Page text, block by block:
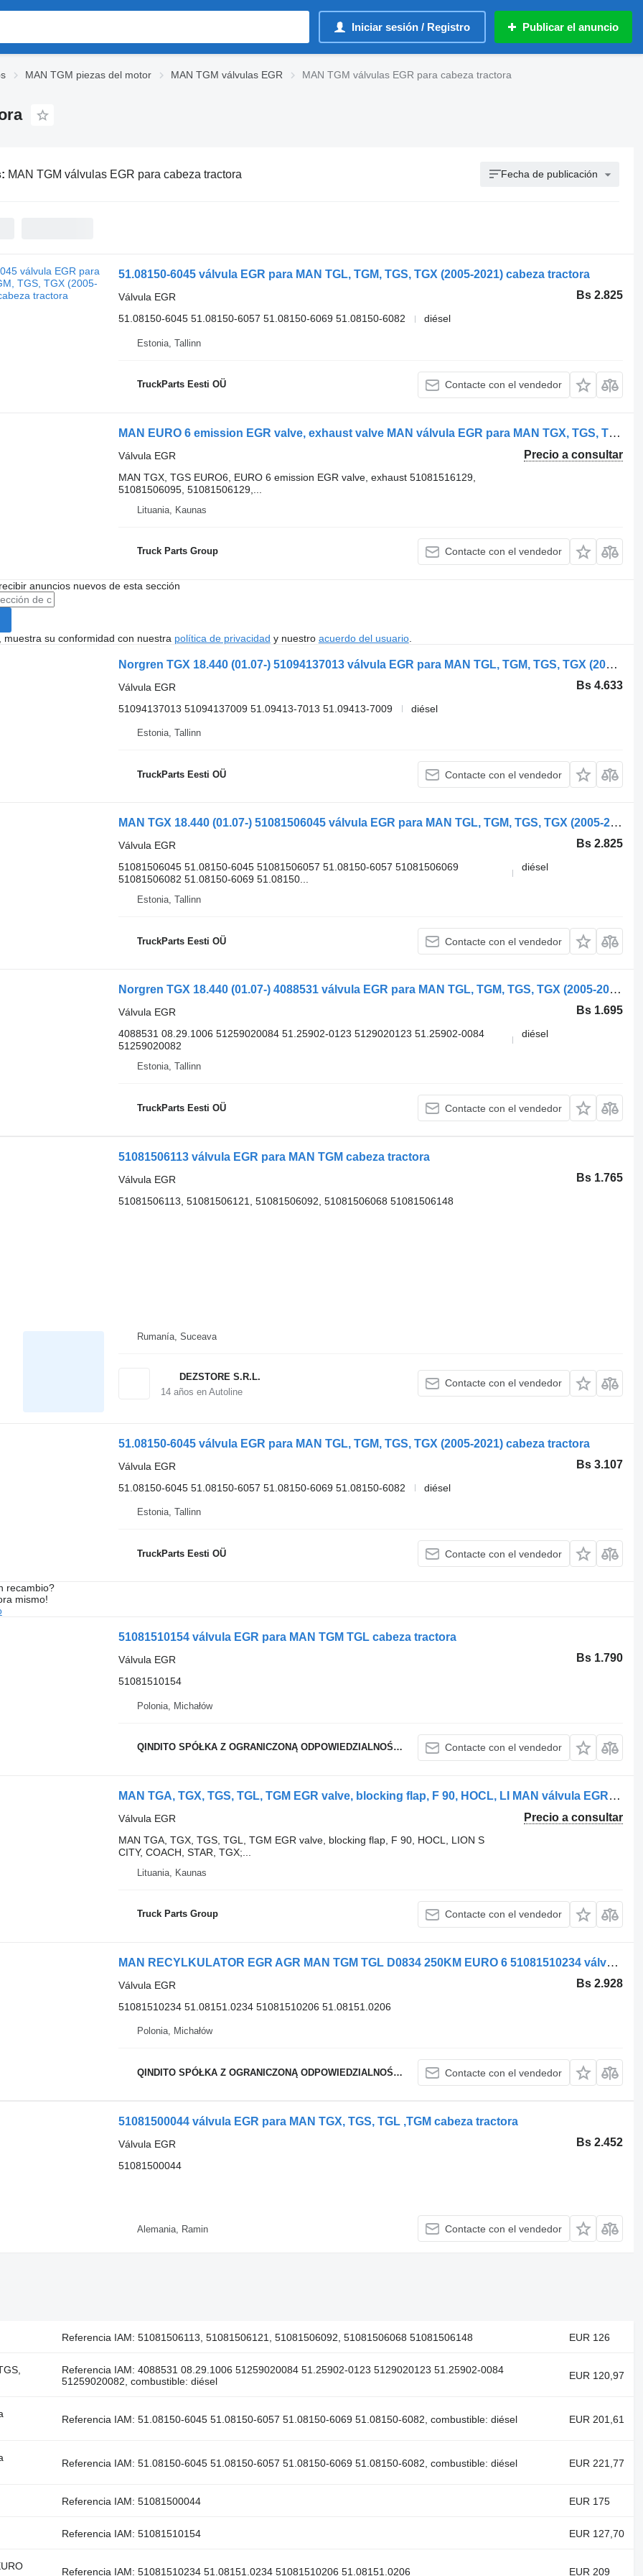
Iniciar sesión / Registro Publicar el anuncio
MAN TGM piezas del motor MAN TGM válvulas EGR MAN TGM válvulas EGR para cabeza tractora
MAN TGM válvulas EGR para cabeza tractora Fecha de publicación
51.08150-6045 válvula EGR para MAN TGL, TGM, TGS, TGX (2005-2021) cabeza tractora
Bs 2.825
Válvula EGR
51.08150-6045 51.08150-6057 51.08150-6069 51.08150-6082
diésel
Estonia, Tallinn
TruckParts Eesti OÜ Contacte con el vendedor
MAN EURO 6 emission EGR valve, exhaust valve MAN válvula EGR para MAN TGX, TGS, TGA, TGL, TGM cabeza tractora
Precio a consultar
Válvula EGR
MAN TGX, TGS EURO6, EURO 6 emission EGR valve, exhaust 51081516129,
51081506095, 51081506129,...
Lituania, Kaunas
Truck Parts Group Contacte con el vendedor
anuncios nuevos de esta sección
muestra su conformidad con nuestra política de privacidad y nuestro acuerdo del usuario.
Norgren TGX 18.440 (01.07-) 51094137013 válvula EGR para MAN TGL, TGM, TGS, TGX (2005-2021) cabeza tractora
Bs 4.633
Válvula EGR
51094137013 51094137009 51.09413-7013 51.09413-7009
diésel
Estonia, Tallinn
TruckParts Eesti OÜ Contacte con el vendedor
MAN TGX 18.440 (01.07-) 51081506045 válvula EGR para MAN TGL, TGM, TGS, TGX (2005-2021) cabeza tractora
Bs 2.825
Válvula EGR
51081506045 51.08150-6045 51081506057 51.08150-6057 51081506069
51081506082 51.08150-6069 51.08150...
diésel
Estonia, Tallinn
TruckParts Eesti OÜ Contacte con el vendedor
Norgren TGX 18.440 (01.07-) 4088531 válvula EGR para MAN TGL, TGM, TGS, TGX (2005-2021) cabeza tractora
Bs 1.695
Válvula EGR
4088531 08.29.1006 51259020084 51.25902-0123 5129020123 51.25902-0084
51259020082
diésel
Estonia, Tallinn
TruckParts Eesti OÜ Contacte con el vendedor
51081506113 válvula EGR para MAN TGM cabeza tractora
Bs 1.765
Válvula EGR
51081506113, 51081506121, 51081506092, 51081506068 51081506148
Rumanía, Suceava
DEZSTORE S.R.L.
14años en Autoline
Contacte con el vendedor
51.08150-6045 válvula EGR para MAN TGL, TGM, TGS, TGX (2005-2021) cabeza tractora
Bs 3.107
Válvula EGR
51.08150-6045 51.08150-6057 51.08150-6069 51.08150-6082
diésel
Estonia, Tallinn
TruckParts Eesti OÜ Contacte con el vendedor
recambio?
mismo!
51081510154 válvula EGR para MAN TGM TGL cabeza tractora
Bs 1.790
Válvula EGR
51081510154
Polonia, Michałów
QINDITO SPÓŁKA Z OGRANICZONĄ ODPOWIEDZIALNOŚCIĄ Contacte con el vendedor
MAN TGA, TGX, TGS, TGL, TGM EGR valve, blocking flap, F 90, HOCL, LI MAN válvula EGR para MAN TGX, TGS, TGA, TGL, TGM cabeza tractora
Precio a consultar
Válvula EGR
MAN TGA, TGX, TGS, TGL, TGM EGR valve, blocking flap, F 90, HOCL, LION S
CITY, COACH, STAR, TGX;...
Lituania, Kaunas
Truck Parts Group Contacte con el vendedor
MAN RECYLKULATOR EGR AGR MAN TGM TGL D0834 250KM EURO 6 51081510234 válvula EGR para cabeza tractora
Bs 2.928
Válvula EGR
51081510234 51.08151.0234 51081510206 51.08151.0206
Polonia, Michałów
QINDITO SPÓŁKA Z OGRANICZONĄ ODPOWIEDZIALNOŚCIĄ Contacte con el vendedor
51081500044 válvula EGR para MAN TGX, TGS, TGL ,TGM cabeza tractora
Bs 2.452
Válvula EGR
51081500044
Alemania, Ramin Contacte con el vendedor
Referencia IAM: 51081506113, 51081506121, 51081506092, 51081506068 51081506148 EUR 126
Referencia IAM: 4088531 08.29.1006 51259020084 51.25902-0123 5129020123 51.25902-0084
51259020082, combustible: diésel
EUR 120,97
Referencia IAM: 51.08150-6045 51.08150-6057 51.08150-6069 51.08150-6082, combustible: diésel EUR 201,61
Referencia IAM: 51.08150-6045 51.08150-6057 51.08150-6069 51.08150-6082, combustible: diésel EUR 221,77
Referencia IAM: 51081500044 EUR 175
Referencia IAM: 51081510154 EUR 127,70
Referencia IAM: 51081510234 51.08151.0234 51081510206 51.08151.0206 EUR 209